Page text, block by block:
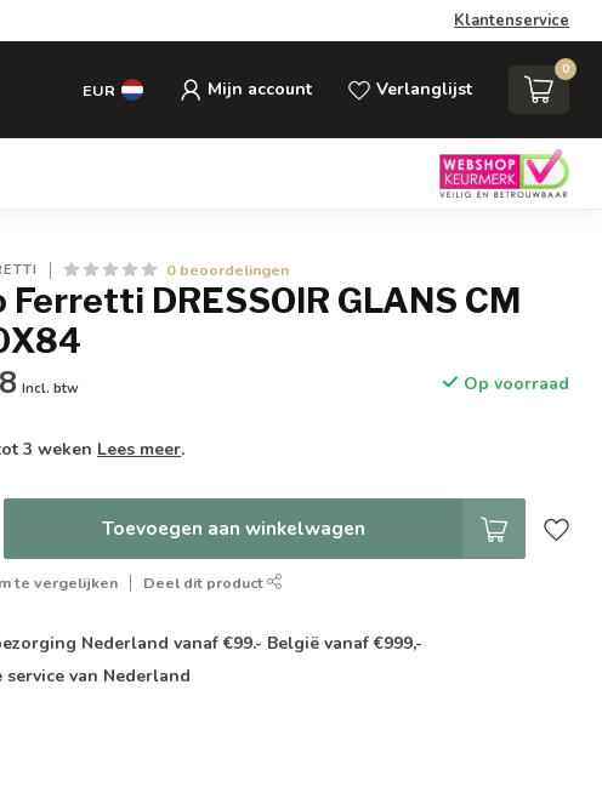
Klantenservice
EUR Mijn account Verlanglijst
0
0 beoordelingen
Ferretti DRESSOIR GLANS CM
Incl. btw Op voorraad
3 weken Lees meer.
Toevoegen aan winkelwagen
te vergelijken Deel dit product
Nederland vanaf €99.- België vanaf €999,-
service van Nederland